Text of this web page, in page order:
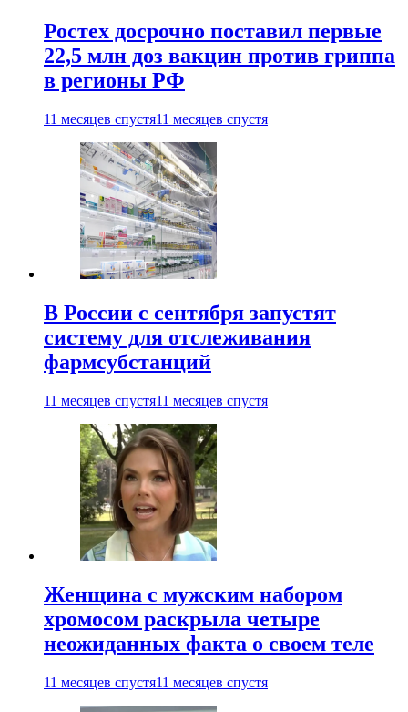
Ростех досрочно поставил первые
22,5 млн доз вакцин против гриппа
в регионы РФ
11 месяцев спустя11 месяцев спустя
В России с сентября запустят
систему для отслеживания
фармсубстанций
11 месяцев спустя11 месяцев спустя
Женщина с мужским набором
хромосом раскрыла четыре
неожиданных факта о своем теле
11 месяцев спустя11 месяцев спустя